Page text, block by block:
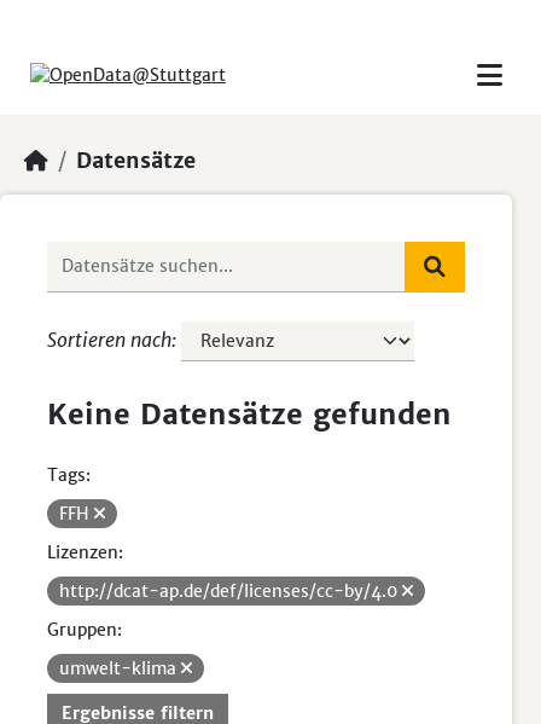
Datensätze
Sortieren nach
Keine Datensätze gefunden
Tags:
FFH
Lizenzen:
http://dcat-ap.de/def/licenses/cc-by/4.0
Gruppen:
umwelt-klima
Ergebnisse filtern